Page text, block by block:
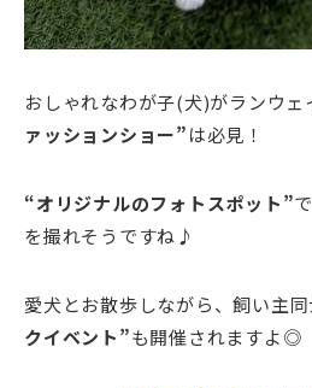
おしゃれなわが子(犬)がランウェ
ァッションショー”は必見！
“オリジナルのフォトスポット”
を撮れそうですね♪
愛犬とお散歩しながら、飼い主
クイベント”も開催されますよ◎